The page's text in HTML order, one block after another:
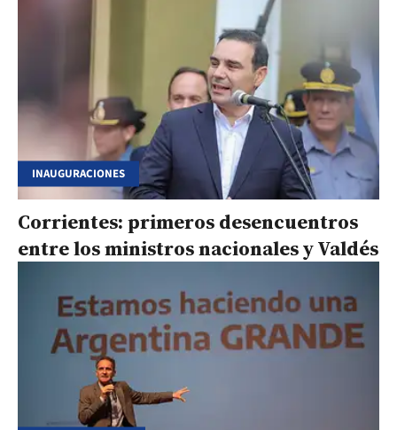
INAUGURACIONES
Corrientes: primeros desencuentros
entre los ministros nacionales y Valdés